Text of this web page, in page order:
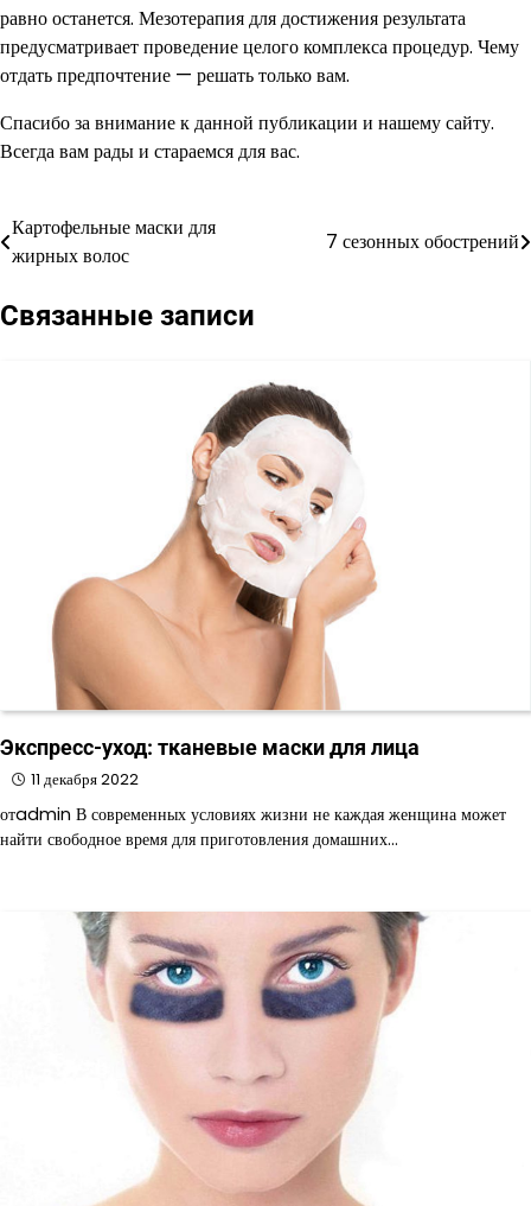
равно останется. Мезотерапия для достижения результата
предусматривает проведение целого комплекса процедур. Чему
отдать предпочтение — решать только вам.
Спасибо за внимание к данной публикации и нашему сайту.
Всегда вам рады и стараемся для вас.
Навигация
записям
Картофельные маски для
жирных волос
7 сезонных обострений
Связанные записи
Экспресс-уход: тканевые маски для лица
11 декабря 2022
отadmin В современных условиях жизни не каждая женщина может
найти свободное время для приготовления домашних…